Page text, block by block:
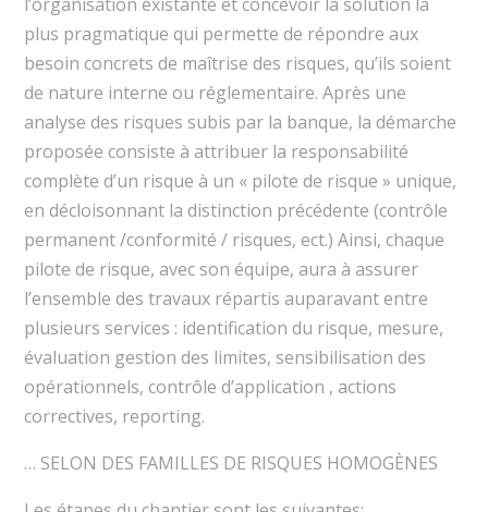
plus pragmatique qui permette de répondre aux
besoin concrets de maîtrise des risques, qu’ils soient
de nature interne ou réglementaire. Après une
analyse des risques subis par la banque, la démarche
proposée consiste à attribuer la responsabilité
complète d’un risque à un « pilote de risque » unique,
en décloisonnant la distinction précédente (contrôle
permanent /conformité / risques, ect.) Ainsi, chaque
pilote de risque, avec son équipe, aura à assurer
l’ensemble des travaux répartis auparavant entre
plusieurs services : identification du risque, mesure,
évaluation gestion des limites, sensibilisation des
opérationnels, contrôle d’application , actions
correctives, reporting.
… SELON DES FAMILLES DE RISQUES HOMOGÈNES